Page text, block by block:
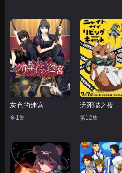
灰色的迷宫
全1集
活死喵之夜
第12集